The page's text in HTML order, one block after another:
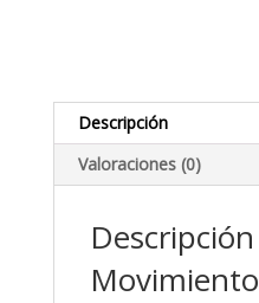
Descripción
Valoraciones (0)
Descripción
Movimiento